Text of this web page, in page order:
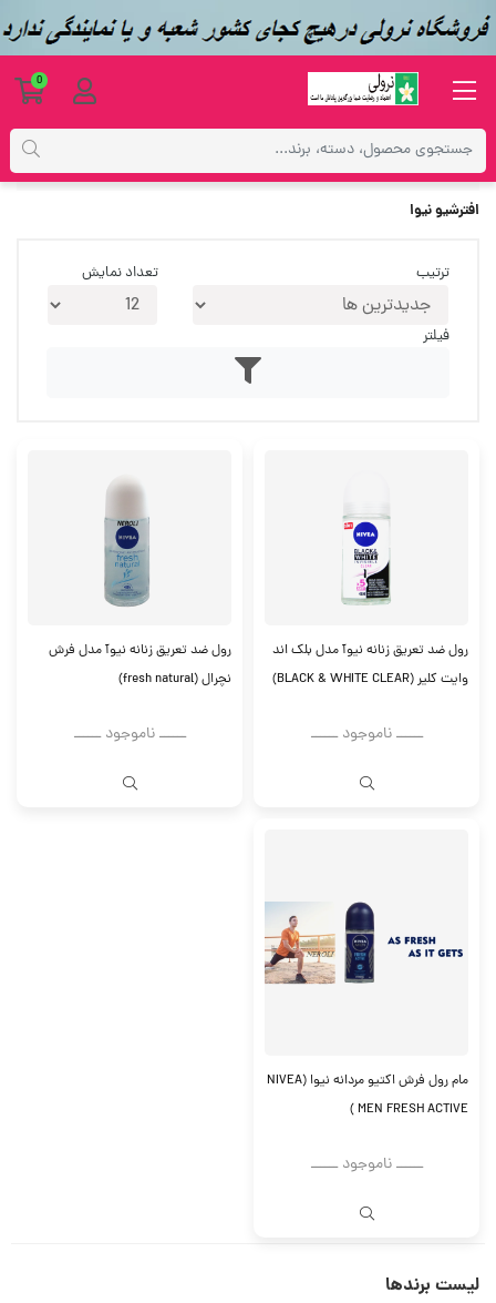
افترشیو نیوا
ترتیب تعداد نمایش
فیلتر
رول ضد تعریق زنانه نیوآ مدل بلک اند
وایت کلیر (BLACK & WHITE CLEAR)
ــــــ ناموجود ــــــ
رول ضد تعریق زنانه نیوآ مدل فرش
نچرال (fresh natural)
ــــــ ناموجود ــــــ
مام رول فرش اکتیو مردانه نیوا (NIVEA
MEN FRESH ACTIVE )
ــــــ ناموجود ــــــ
لیست برندها
0